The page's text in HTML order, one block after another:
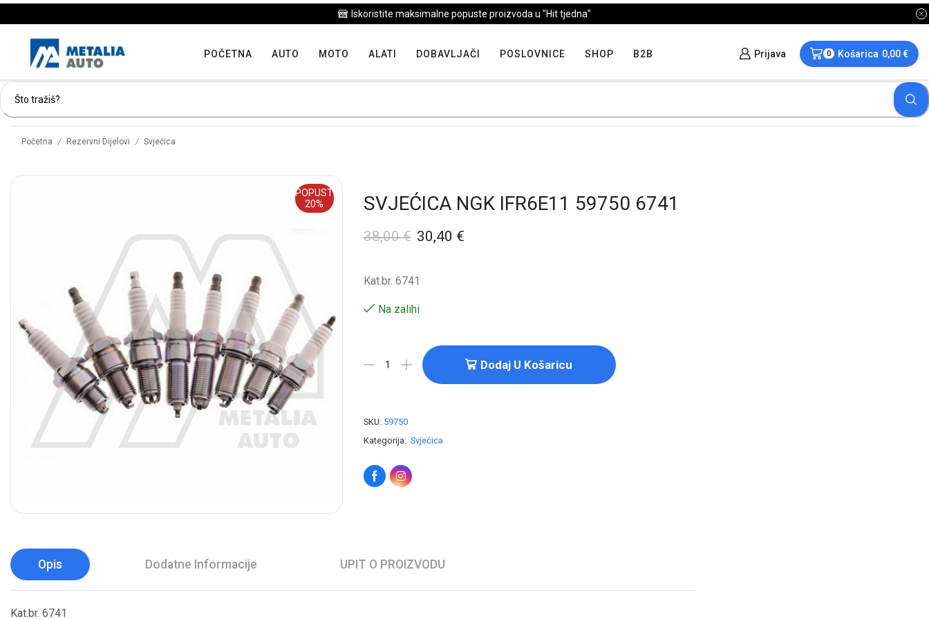
Iskoristite maksimalne popuste proizvoda u "Hit tjedna"
POČETNA AUTO MOTO ALATI DOBAVLJAČI POSLOVNICE SHOP B2B Prijava 0 Košarica 0,00€
Početna / Rezervni Dijelovi / Svjećica
POPUST
20%
SVJEĆICA NGK IFR6E11 59750 6741
38,00€ 30,40 €
Kat.br. 6741
Na zalihi
Dodaj U Košaricu
SKU: 59750
Kategorija: Svjećica
Opis Dodatne Informacije UPIT O PROIZVODU
Kat.br. 6741